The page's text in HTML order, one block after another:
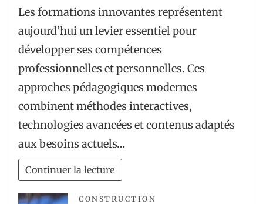
Améliorez
compétences
à
des
formations
innovantes
Les formations innovantes représentent
aujourd’hui un levier essentiel pour
développer ses compétences
professionnelles et personnelles. Ces
approches pédagogiques modernes
combinent méthodes interactives,
technologies avancées et contenus adaptés
aux besoins actuels…
Continuer la lecture
CONSTRUCTION